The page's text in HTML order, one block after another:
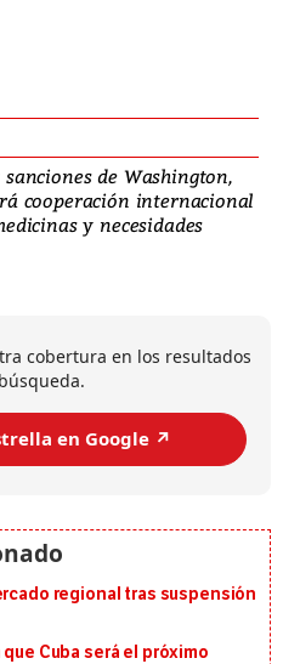
de Washington,
cooperación internacional
y necesidades
cobertura en los resultados
en Google ↗️
regional tras suspensión
Cuba será el próximo